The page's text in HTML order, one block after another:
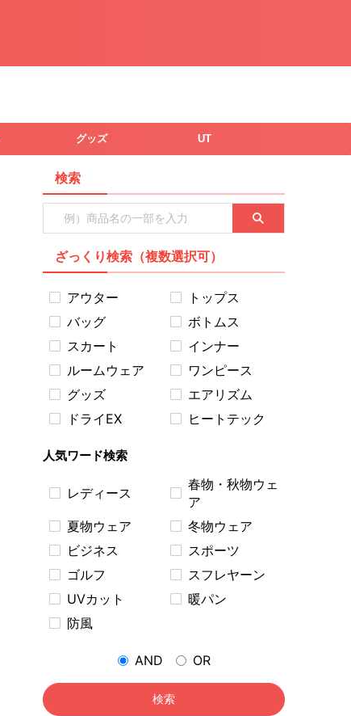
グッズ UT
検索
ざっくり検索（複数選択可）
アウター
トップス
バッグ
ボトムス
スカート
インナー
ルームウェア
ワンピース
グッズ
エアリズム
ドライEX
ヒートテック
人気ワード検索
レディース
春物・秋物ウェ
ア
夏物ウェア
冬物ウェア
ビジネス
スポーツ
ゴルフ
スフレヤーン
UVカット
暖パン
防風
AND OR
検索